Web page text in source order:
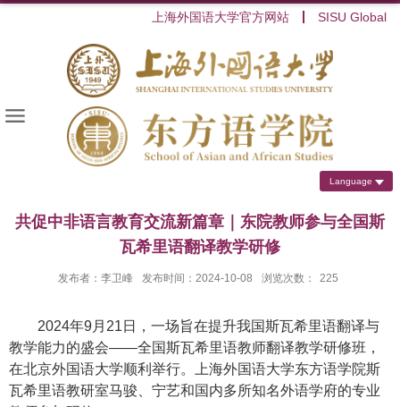
上海外国语大学官方网站 SISU Global
Language
共促中非语言教育交流新篇章｜东院教师参与全国斯
瓦希里语翻译教学研修
发布者：李卫峰 发布时间：2024-10-08 浏览次数： 225
2024年9月 21 日，一场旨在提升我国斯瓦希里语翻译与
教学能力的盛会——全国斯瓦希里语教师翻译教学研修班，
在北京外国语大学顺利举行。上海外国语大学东方语学院斯
瓦希里语教研室马骏、宁艺和国内多所知名外语学府的专业